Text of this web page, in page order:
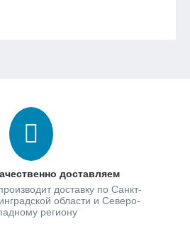
доставляем
доставку по Санкт-
области и Северо-
региону